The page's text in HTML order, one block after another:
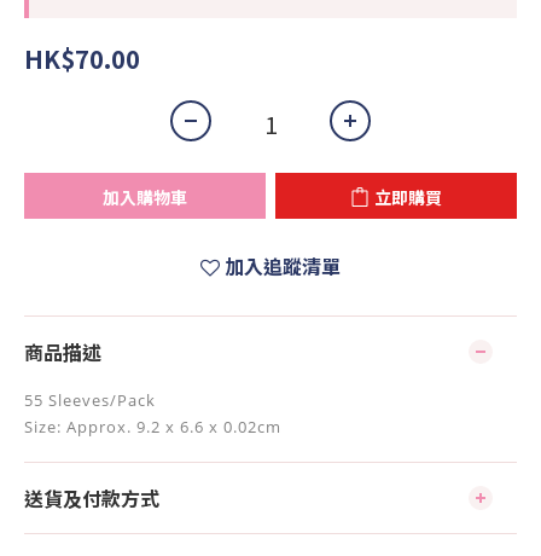
HK$70.00
加入購物車 立即購買
加入追蹤清單
商品描述
55 Sleeves/Pack
Size: Approx. 9.2 x 6.6 x 0.02cm
送貨及付款方式